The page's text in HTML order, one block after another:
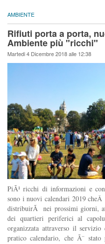
AMBIENTE
Rifiuti porta a porta,
Ambiente più "ricchi"
Martedi 4 Dicembre 2018 alle 12:38
PiÃ¹ ricchi di informazioni e
sono i nuovi calendari 2019
distribuirÃ nei prossimi giorni,
dei quartieri periferici al
organizzata attraverso il
pratico calendario, che Ã¨ stato